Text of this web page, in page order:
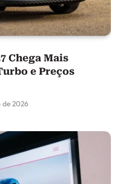
Chega Mais
e Preços
de 2026